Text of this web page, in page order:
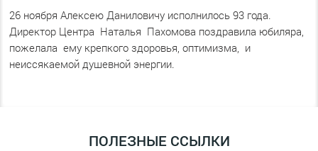
26 ноября Алексею Даниловичу исполнилось 93 года.
Директор Центра Наталья Пахомова поздравила юбиляра,
пожелала ему крепкого здоровья, оптимизма, и
неиссякаемой душевной энергии.
ПОЛЕЗНЫЕ ССЫЛКИ